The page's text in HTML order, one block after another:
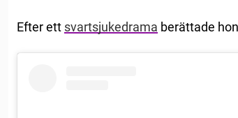
Efter ett svartsjukedrama berättade